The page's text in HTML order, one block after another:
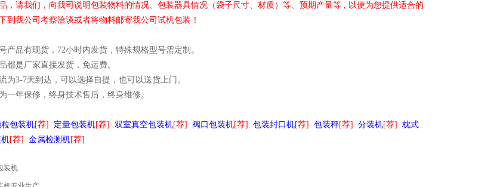
，请我们，向我司说明包装物料的情况、包装器具情况（袋子尺寸、材质）等、预期产量等 , 以便为您提供适合的
到我公司考察洽谈或者将物料邮寄我公司试机包装！
产品有现货，72小时内发货，特殊规格型号需定制。
都是厂家直接发货，免运费。
为3-7天到达，可以选择自提，也可以送货上门。
一年保修，终身技术售后，终身维修。
包装机[荐] 定量包装机[荐] 双室真空包装机[荐] 阀口包装机[荐] 包装封口机[荐] 包装秤[荐] 分装机[荐]
枕式
[荐] 金属检测机[荐]
装机